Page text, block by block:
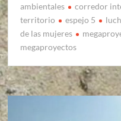
ambientales
corredor
territorio
espejo 5
de las mujeres
megaproyectos